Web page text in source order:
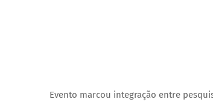
Evento marcou integração entre